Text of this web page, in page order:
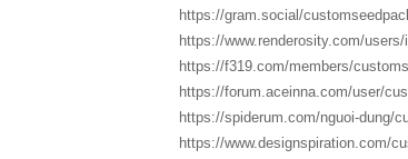
https://gram.social/
https://www.renderosity.com/users/
https://f319.com/members/
https://forum.aceinna.com/user/
https://spiderum.com/nguoi-dung/
https://www.designspiration.com/